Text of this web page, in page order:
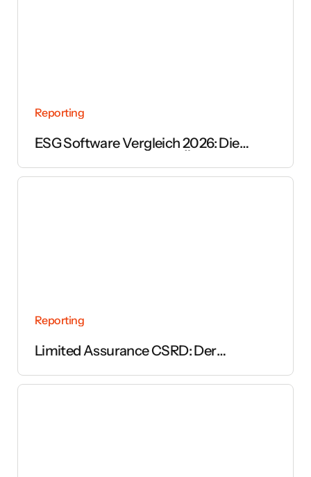
Reporting
ESG Software Vergleich 2026: Die
Reporting
Limited Assurance CSRD: Der
Nachhaltigkeitsberichts